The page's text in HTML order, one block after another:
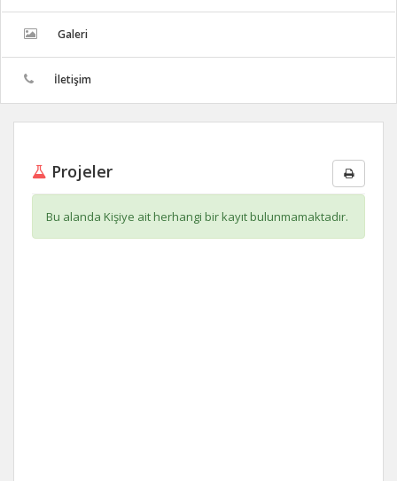
Galeri
İletişim
Projeler
Bu alanda Kişiye ait herhangi bir kayıt bulunmamaktadır.